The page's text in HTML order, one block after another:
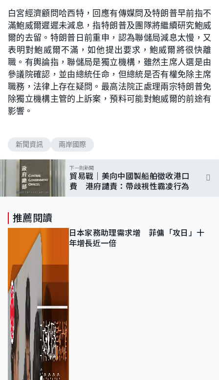
5
.
5
6
%
白宮經濟顧問哈西特，回應有傳媒問及特朗普早前指不
滿鮑威爾遲遲未減息，指特朗普及團隊將繼續研究鮑威
爾的去留。特朗普日前重申，認為聯儲局減息太慢，又
表明對鮑威爾不滿，如他提出要求，鮑威爾將很快離
職。有輿論指，聯儲局是獨立機構，雖然主席人選是由
參議院確認，並由總統任命，但總統是否有權免除主席
職務，法律上存在疑問。最高法院正處理兩宗特朗普免
除獨立機構主管的上訴案，預料可能對鮑威爾的前途有
影響。
新聞資訊 兩岸國際
下一則新聞
貿易戰｜美向中國製船舶徵收港口
費 港府譴責：帶歧視性霸凌行為
推薦閱讀
日本家務助理需求增 菲傭「攻日」十
年增長近一倍